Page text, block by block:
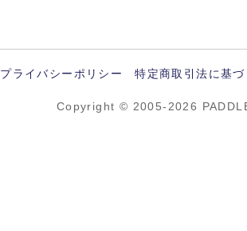
プライバシーポリシー 特定商取引法に基
Copyright © 2005-2026